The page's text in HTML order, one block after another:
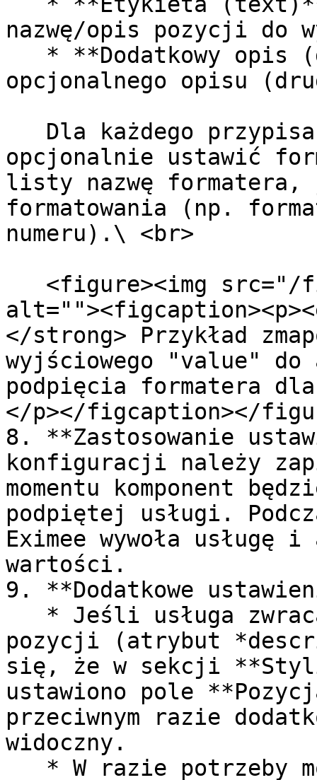
nazwę/opis pozycji do
opcjonalnego opisu
opcjonalnie ustawić
listy nazwę formatera,
formatowania (np.
numeru).\ <br>
</strong> Przykład
wyjściowego "value"
podpięcia formatera dla
</p></figcaption></
8. **Zastosowanie
konfiguracji należy
momentu komponent
podpiętej usługi.
Eximee wywoła
wartości.
9. **Dodatkowe
pozycji (atrybut
się, że w sekcji
ustawiono pole
przeciwnym razie
widoczny.